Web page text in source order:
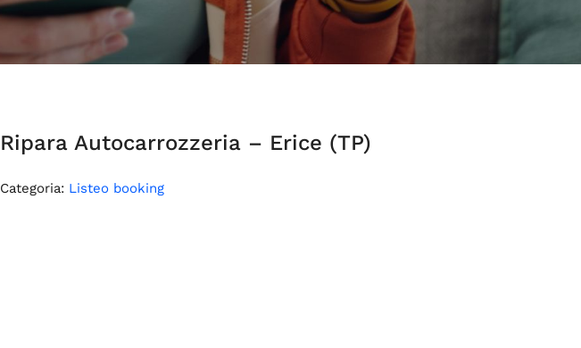
Ripara Autocarrozzeria – Erice (TP)
Categoria: Listeo booking